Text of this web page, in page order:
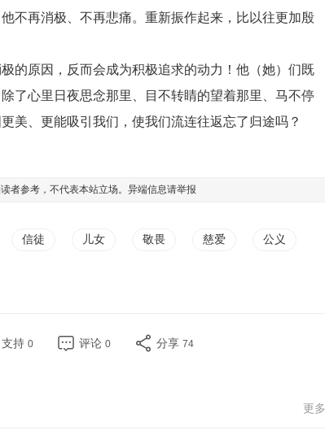
再消极、不再悲痛。重新振作起来，比以往更加殷
的原因，反而会成为积极追求的动力！他（她）们既
了心里日夜思念那里、目不转睛的望着那里、马不停
美、更能吸引我们，使我们流连往返忘了归途吗？
者参考，不代表本站立场。异端信息请举报
信徒 儿女 敬畏 慈爱 公义
支持 0 评论 0 分享 74
更多